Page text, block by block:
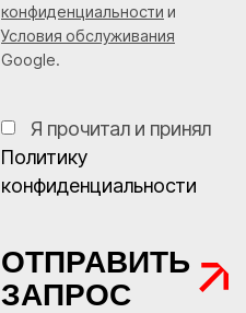
конфиденциальности и
Условия обслуживания
Google.
Я прочитал и принял
Политику
конфиденциальности
ОТПРАВИТЬ
ЗАПРОС